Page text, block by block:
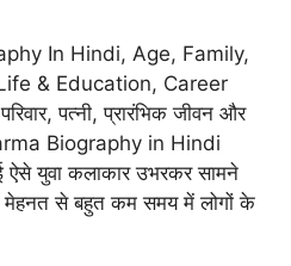
In Hindi, Age, Family,
& Education, Career
पत्नी, प्रारंभिक जीवन और
Biography in Hindi
युवा कलाकार उभरकर सामने
मेहनत से बहुत कम समय में लोगों के